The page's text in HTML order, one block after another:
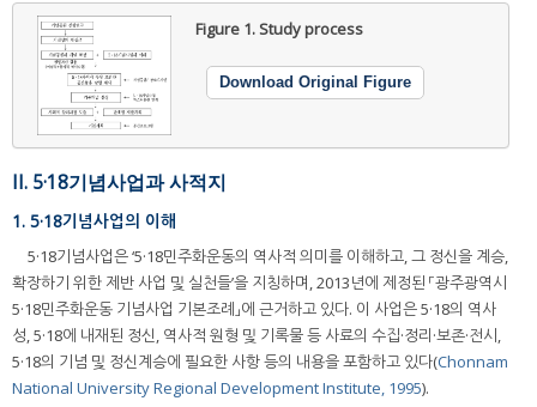
Figure 1.Study process
Download Original Figure
II. 5·18기념사업과 사적지
1. 5·18기념사업의 이해
5·18기념사업은 ‘5·18민주화운동의 역사적 의미를 이해하고, 그 정신을 계승,
확장하기 위한 제반 사업 및 실천들’을 지칭하며, 2013년에 제정된 「광주광역시
5·18민주화운동 기념사업 기본조례」에 근거하고 있다. 이 사업은 5·18의 역사
성, 5·18에 내재된 정신, 역사적 원형 및 기록물 등 사료의 수집·정리·보존·전시,
5·18의 기념 및 정신계승에 필요한 사항 등의 내용을 포함하고 있다(Chonnam
National University Regional Development Institute, 1995).